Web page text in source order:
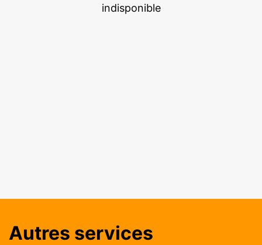
indisponible
Autres services